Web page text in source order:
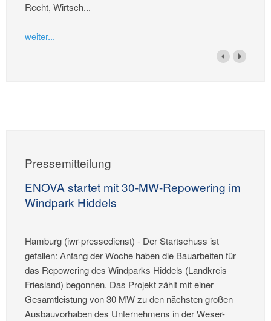
Recht, Wirtsch...
weiter...
Pressemitteilung
ENOVA startet mit 30-MW-Repowering im
Windpark Hiddels
Hamburg (iwr-pressedienst) - Der Startschuss ist
gefallen: Anfang der Woche haben die Bauarbeiten für
das Repowering des Windparks Hiddels (Landkreis
Friesland) begonnen. Das Projekt zählt mit einer
Gesamtleistung von 30 MW zu den nächsten großen
Ausbauvorhaben des Unternehmens in der Weser-